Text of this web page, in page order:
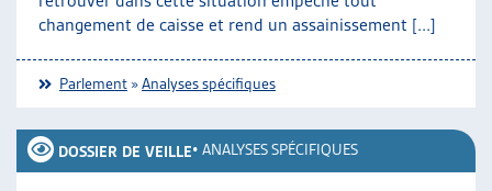
changement de caisse et rend un assainissement [...]
Parlement »Analyses spécifiques
DOSSIER DE VEILLE• ANALYSES SPÉCIFIQUES